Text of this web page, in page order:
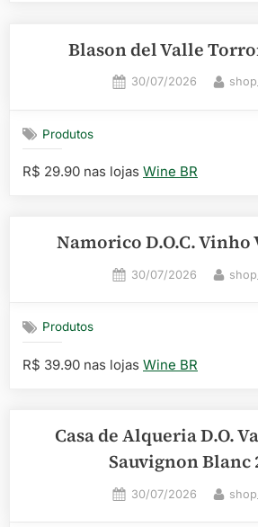
Blason del Valle
Posted
30/07/2026 By
Produtos
R$ 29.90 nas lojas Wine BR
Namorico D.O.C. Vinho
Posted
30/07/2026 By
Produtos
R$ 39.90 nas lojas Wine BR
Casa de Alqueria D.O.
Sauvignon Blanc
Posted
30/07/2026 By